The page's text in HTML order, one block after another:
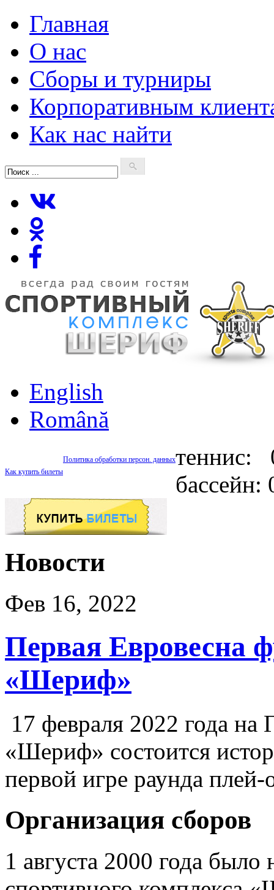
Главная
О нас
Сборы и турниры
Корпоративным
Как нас найти
English
Română
Политика обработки персон. данных
Как купить билеты
теннис:
Новости
Фев 16, 2022
Первая Евровесна
«Шериф»
17 февраля 2022 года на
«Шериф» состоится
первой игре раунда
Организация сборов
1 августа 2000 года было